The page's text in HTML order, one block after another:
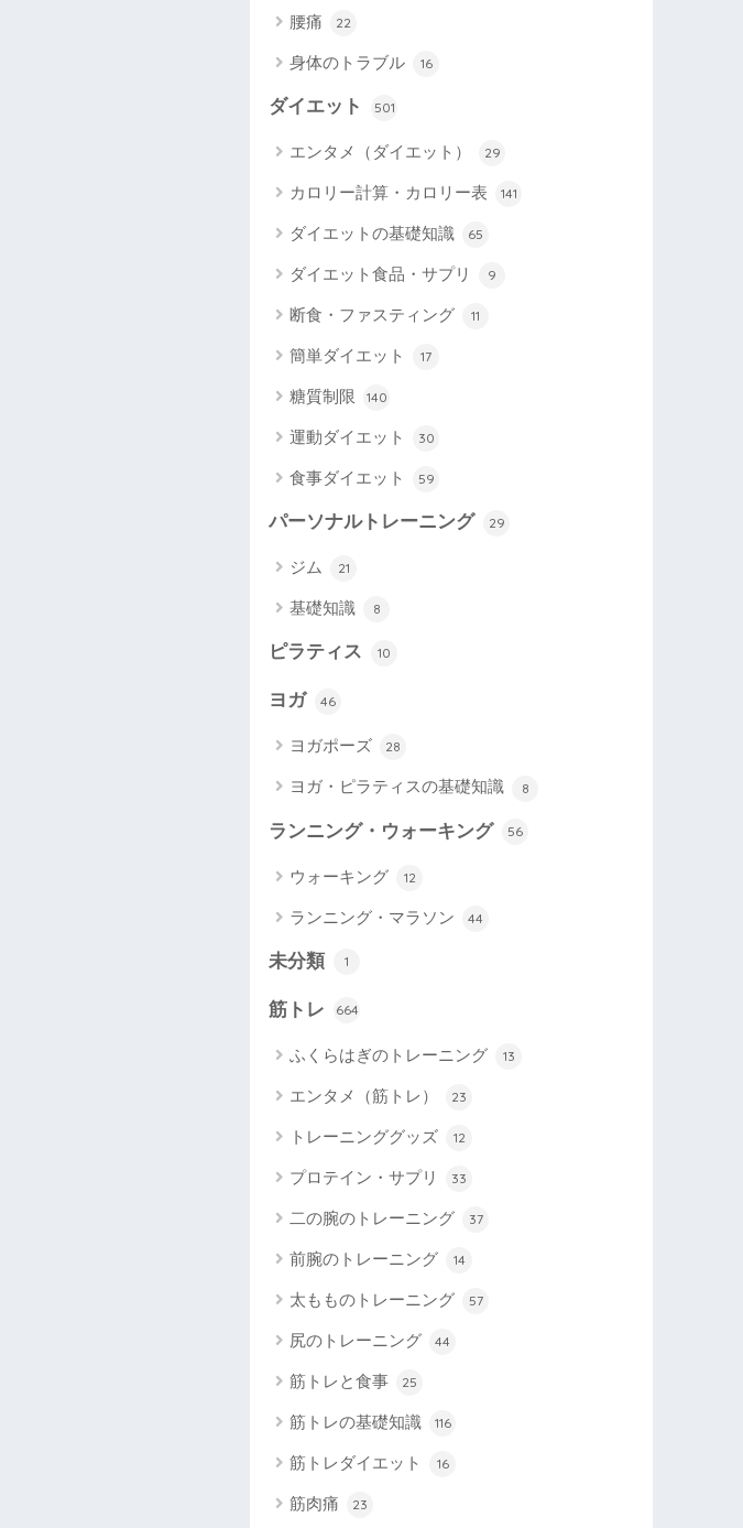
腰痛 22
身体のトラブル 16
ダイエット 501
エンタメ（ダイエット） 29
カロリー計算・カロリー表 141
ダイエットの基礎知識 65
ダイエット食品・サプリ 9
断食・ファスティング 11
簡単ダイエット 17
糖質制限 140
運動ダイエット 30
食事ダイエット 59
パーソナルトレーニング 29
ジム 21
基礎知識 8
ピラティス 10
ヨガ 46
ヨガポーズ 28
ヨガ・ピラティスの基礎知識 8
ランニング・ウォーキング 56
ウォーキング 12
ランニング・マラソン 44
未分類 1
筋トレ 664
ふくらはぎのトレーニング 13
エンタメ（筋トレ） 23
トレーニンググッズ 12
プロテイン・サプリ 33
二の腕のトレーニング 37
前腕のトレーニング 14
太もものトレーニング 57
尻のトレーニング 44
筋トレと食事 25
筋トレの基礎知識 116
筋トレダイエット 16
筋肉痛 23